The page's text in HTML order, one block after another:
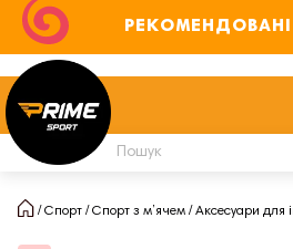
Спорт Спорт з м’ячем Аксесуари для